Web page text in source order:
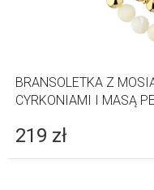
BRANSOLETKA Z
CYRKONIAMI I MASĄ
219 zł